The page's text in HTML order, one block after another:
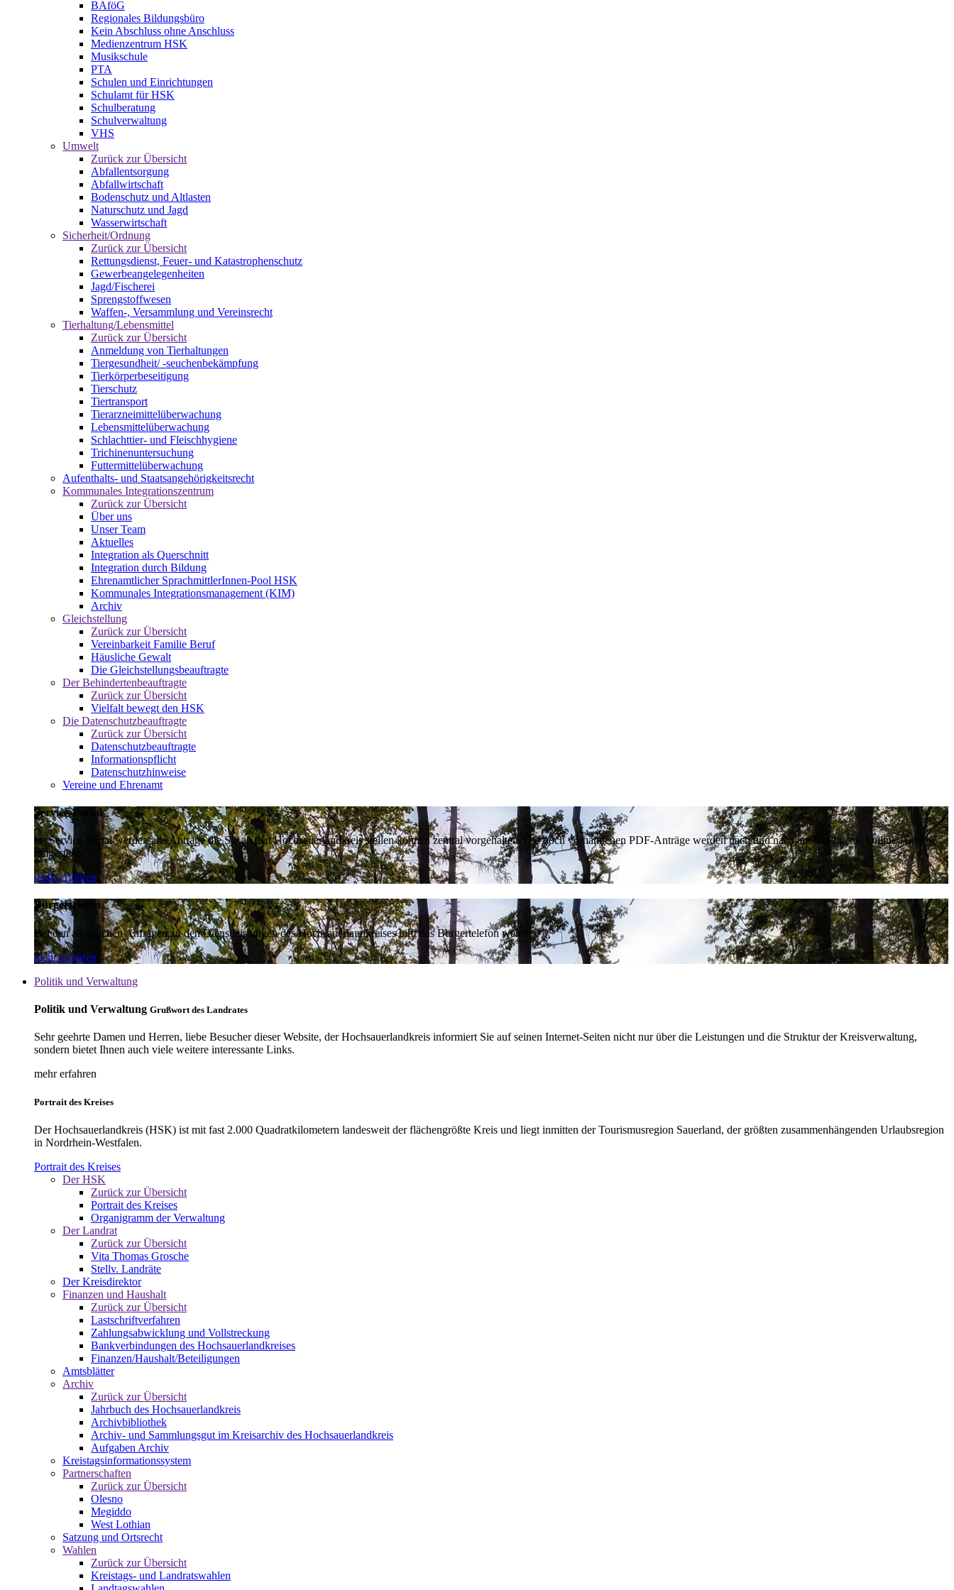
BAföG
Regionales Bildungsbüro
Kein Abschluss ohne Anschluss
Medienzentrum HSK
Musikschule
PTA
Schulen und Einrichtungen
Schulamt für HSK
Schulberatung
Schulverwaltung
VHS
Umwelt
Zurück zur Übersicht
Abfallentsorgung
Abfallwirtschaft
Bodenschutz und Altlasten
Naturschutz und Jagd
Wasserwirtschaft
Sicherheit/Ordnung
Zurück zur Übersicht
Rettungsdienst, Feuer- und Katastrophenschutz
Gewerbeangelegenheiten
Jagd/Fischerei
Sprengstoffwesen
Waffen-, Versammlung und Vereinsrecht
Tierhaltung/Lebensmittel
Zurück zur Übersicht
Anmeldung von Tierhaltungen
Tiergesundheit/ -seuchenbekämpfung
Tierkörperbeseitigung
Tierschutz
Tiertransport
Tierarzneimittelüberwachung
Lebensmittelüberwachung
Schlachttier- und Fleischhygiene
Trichinenuntersuchung
Futtermittelüberwachung
Aufenthalts- und Staatsangehörigkeitsrecht
Kommunales Integrationszentrum
Zurück zur Übersicht
Über uns
Unser Team
Aktuelles
Integration als Querschnitt
Integration durch Bildung
Ehrenamtlicher SprachmittlerInnen-Pool HSK
Kommunales Integrationsmanagement (KIM)
Archiv
Gleichstellung
Zurück zur Übersicht
Vereinbarkeit Familie Beruf
Häusliche Gewalt
Die Gleichstellungsbeauftragte
Der Behindertenbeauftragte
Zurück zur Übersicht
Vielfalt bewegt den HSK
Die Datenschutzbeauftragte
Zurück zur Übersicht
Datenschutzbeauftragte
Informationspflicht
Datenschutzhinweise
Vereine und Ehrenamt
Service-Portal
Im Service-Portal werden alle Anträge die Sie an den Hochsauerlandkreis stellen können zentral vorgehalten. Die noch vorhandenen PDF-Anträge werden nach und nach auf intelligente Online-Anträge
umgestellt.
mehr erfahren
Bürgertelefon
Bei den alltäglichen Anfragen zu den Dienstleistungen des Hochsauerlandkreises hilft das Bürgertelefon weiter.
mehr erfahren
Politik und Verwaltung
Politik und Verwaltung Grußwort des Landrates
Sehr geehrte Damen und Herren, liebe Besucher dieser Website, der Hochsauerlandkreis informiert Sie auf seinen Internet-Seiten nicht nur über die Leistungen und die Struktur der Kreisverwaltung,
sondern bietet Ihnen auch viele weitere interessante Links.
mehr erfahren
Portrait des Kreises
Der Hochsauerlandkreis (HSK) ist mit fast 2.000 Quadratkilometern landesweit der flächengrößte Kreis und liegt inmitten der Tourismusregion Sauerland, der größten zusammenhängenden Urlaubsregion
in Nordrhein-Westfalen.
Portrait des Kreises
Der HSK
Zurück zur Übersicht
Portrait des Kreises
Organigramm der Verwaltung
Der Landrat
Zurück zur Übersicht
Vita Thomas Grosche
Stellv. Landräte
Der Kreisdirektor
Finanzen und Haushalt
Zurück zur Übersicht
Lastschriftverfahren
Zahlungsabwicklung und Vollstreckung
Bankverbindungen des Hochsauerlandkreises
Finanzen/Haushalt/Beteiligungen
Amtsblätter
Archiv
Zurück zur Übersicht
Jahrbuch des Hochsauerlandkreis
Archivbibliothek
Archiv- und Sammlungsgut im Kreisarchiv des Hochsauerlandkreis
Aufgaben Archiv
Kreistagsinformationssystem
Partnerschaften
Zurück zur Übersicht
Olesno
Megiddo
West Lothian
Satzung und Ortsrecht
Wahlen
Zurück zur Übersicht
Kreistags- und Landratswahlen